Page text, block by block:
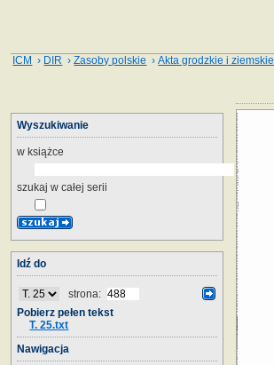
ICM › DIR ›Zasoby polskie ›Akta grodzkie i ziemskie
Wyszukiwanie
w książce
szukaj w całej serii
Idź do
strona:
Pobierz pełen tekst
T. 25.txt
Nawigacja